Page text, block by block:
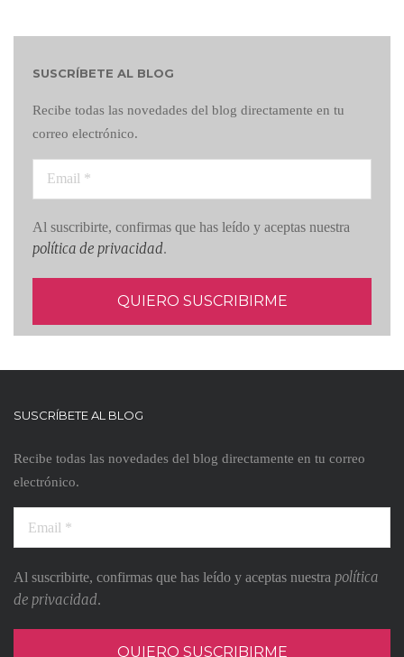
SUSCRÍBETE AL BLOG
Recibe todas las novedades del blog directamente en tu
correo electrónico.
Al suscribirte, confirmas que has leído y aceptas nuestra
política de privacidad.
SUSCRÍBETE AL BLOG
Recibe todas las novedades del blog directamente en tu correo
electrónico.
Al suscribirte, confirmas que has leído y aceptas nuestra política
de privacidad.